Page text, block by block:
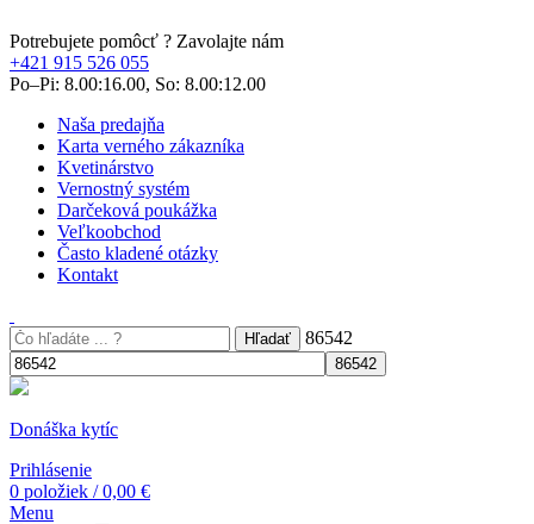
Potrebujete pomôcť ? Zavolajte nám
+421 915 526 055
Po–Pi: 8.00:16.00, So: 8.00:12.00
Naša predajňa
Karta verného zákazníka
Kvetinárstvo
Vernostný systém
Darčeková poukážka
Veľkoobchod
Často kladené otázky
Kontakt
Hľadať 86542
Donáška kytíc
Prihlásenie
0 položiek / 0,00 €
Menu